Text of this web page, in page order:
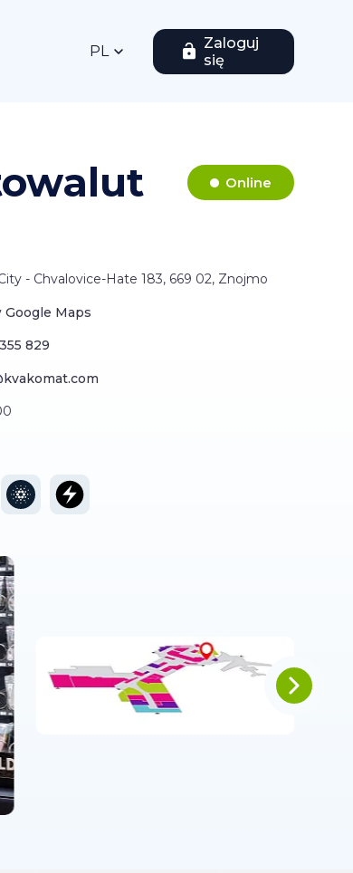
PL
Zaloguj
się
Online
- Chvalovice-Hate 183, 669 02, Znojmo
Maps
829